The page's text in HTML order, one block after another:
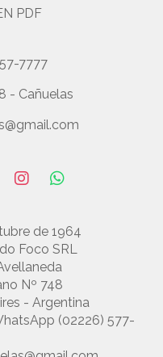
PDF
de 1964
Foco SRL
Nº 748
- Argentina
(02226) 577-
7777
- Cañuelas